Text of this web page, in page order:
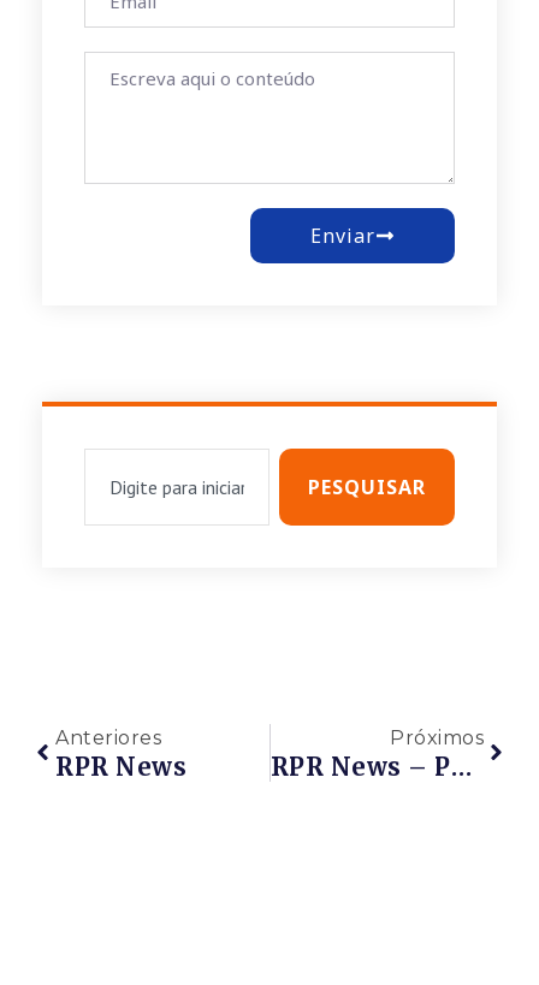
Enviar
PESQUISAR
Anteriores
RPR News
Próximos
RPR News – PetroRio Compra Fatia Da Chevron No Campo De Frade